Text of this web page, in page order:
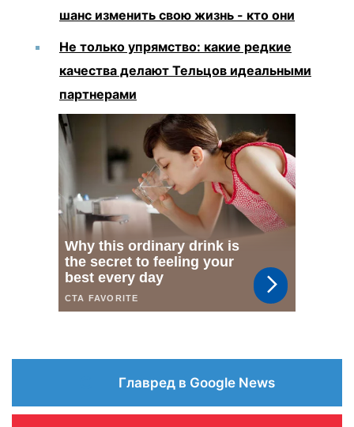
шанс изменить свою жизнь - кто они
Не только упрямство: какие редкие
качества делают Тельцов идеальными
партнерами
Главред в Google News